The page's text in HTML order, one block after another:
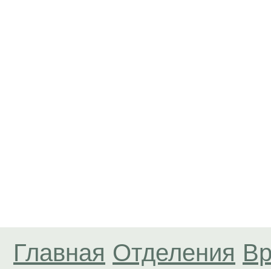
Главная Отделения